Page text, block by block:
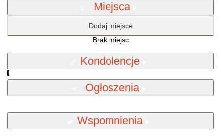
Miejsca
Dodaj miejsce
Brak miejsc
Kondolencje
Ogłoszenia
Wspomnienia